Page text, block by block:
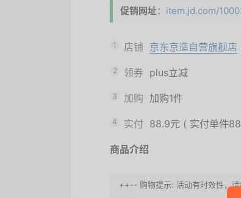
促销网址： item.jd.com/
1 店铺 京东京造自营旗舰店
2 领券 plus立减
3 加购 加购1件
4 实付 88.9元 ( 实付单件
商品介绍
++-- 购物提示: 活动有时效性，